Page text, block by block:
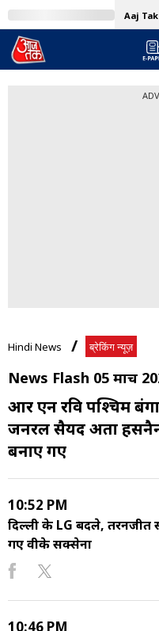
Aaj Tak
MumbaiTak
Hindi News ब्रेकिंग न्यूज़
News Flash 05 मार्च
आर एन रवि पश्चिम
जनरल सैयद अता हसनैन
बनाए गए
10:52 PM
दिल्ली के LG बदले, तरनजीत
गए वीके सक्सेना
10:46 PM